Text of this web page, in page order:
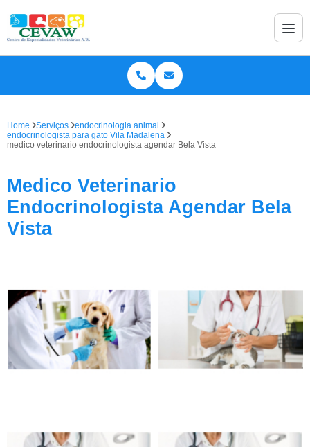
Home Serviços
endocrinologia animal
endocrinologista para gato Vila Madalena
medico veterinario endocrinologista agendar Bela Vista
Medico Veterinario
Endocrinologista Agendar Bela
Vista